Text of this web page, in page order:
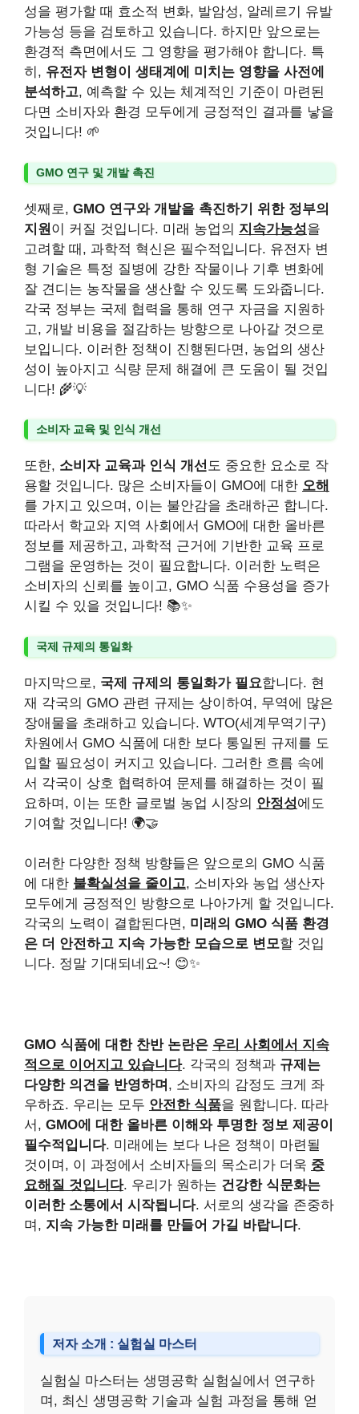
성을 평가할 때 효소적 변화, 발암성, 알레르기 유발
가능성 등을 검토하고 있습니다. 하지만 앞으로는
환경적 측면에서도 그 영향을 평가해야 합니다. 특
히, 유전자 변형이 생태계에 미치는 영향을 사전에
분석하고, 예측할 수 있는 체계적인 기준이 마련된
다면 소비자와 환경 모두에게 긍정적인 결과를 낳을
것입니다! 🌱
GMO 연구 및 개발 촉진
셋째로, GMO 연구와 개발을 촉진하기 위한 정부의
지원 이 커질 것입니다. 미래 농업의 지속가능성을
고려할 때, 과학적 혁신은 필수적입니다. 유전자 변
형 기술은 특정 질병에 강한 작물이나 기후 변화에
잘 견디는 농작물을 생산할 수 있도록 도와줍니다.
각국 정부는 국제 협력을 통해 연구 자금을 지원하
고, 개발 비용을 절감하는 방향으로 나아갈 것으로
보입니다. 이러한 정책이 진행된다면, 농업의 생산
성이 높아지고 식량 문제 해결에 큰 도움이 될 것입
니다! 🌾💡
소비자 교육 및 인식 개선
또한, 소비자 교육과 인식 개선도 중요한 요소로 작
용할 것입니다. 많은 소비자들이 GMO에 대한 오해
를 가지고 있으며, 이는 불안감을 초래하곤 합니다.
따라서 학교와 지역 사회에서 GMO에 대한 올바른
정보를 제공하고, 과학적 근거에 기반한 교육 프로
그램을 운영하는 것이 필요합니다. 이러한 노력은
소비자의 신뢰를 높이고, GMO 식품 수용성을 증가
시킬 수 있을 것입니다! 📚✨
국제 규제의 통일화
마지막으로, 국제 규제의 통일화가 필요합니다. 현
재 각국의 GMO 관련 규제는 상이하여, 무역에 많은
장애물을 초래하고 있습니다. WTO(세계무역기구)
차원에서 GMO 식품에 대한 보다 통일된 규제를 도
입할 필요성이 커지고 있습니다. 그러한 흐름 속에
서 각국이 상호 협력하여 문제를 해결하는 것이 필
요하며, 이는 또한 글로벌 농업 시장의 안정성에도
기여할 것입니다! 🌍🤝
이러한 다양한 정책 방향들은 앞으로의 GMO 식품
에 대한 불확실성을 줄이고, 소비자와 농업 생산자
모두에게 긍정적인 방향으로 나아가게 할 것입니다.
각국의 노력이 결합된다면, 미래의 GMO 식품 환경
은 더 안전하고 지속 가능한 모습으로 변모할 것입
니다. 정말 기대되네요~! 😊✨
GMO 식품에 대한 찬반 논란은 우리 사회에서 지속
적으로 이어지고 있습니다. 각국의 정책과 규제는
다양한 의견을 반영하며 , 소비자의 감정도 크게 좌
우하죠. 우리는 모두 안전한 식품을 원합니다. 따라
서, GMO에 대한 올바른 이해와 투명한 정보 제공이
필수적입니다. 미래에는 보다 나은 정책이 마련될
것이며, 이 과정에서 소비자들의 목소리가 더욱 중
요해질 것입니다. 우리가 원하는 건강한 식문화는
이러한 소통에서 시작됩니다. 서로의 생각을 존중하
며, 지속 가능한 미래를 만들어 가길 바랍니다.
저자 소개 : 실험실 마스터
실험실 마스터는 생명공학 실험실에서 연구하
며, 최신 생명공학 기술과 실험 과정을 통해 얻